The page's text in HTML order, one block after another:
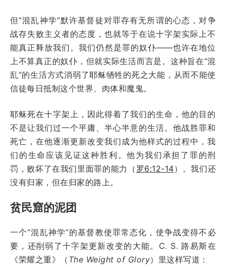
但“混乱神学”默许基督徒对罪存有无所谓的心态，对争
战存失败主义者的态度，也就等于在说十字架实际上不
能真正释放我们。我们仍然是罪的奴仆——也许在地位
上不算真正的奴仆，但就实际生活而言是。这种旨在“混
乱”的生活方式消弱了耶稣牺牲的死之大能，从而不能使
信徒每日抵制这个世界、肉体和魔鬼。
耶稣死在十字架上，因此得着了我们的生命，他的目的
不是让我们过一个平庸、半心半意的生活。他战胜罪和
死亡，在他逐渐更新改变我们成为他样式的过程中，我
们的生命应该见证这种胜利。他为我们承担了罪的刑
罚，败坏了在我们里面罪的能力（ 罗6:12-14）。我们还
没有归家，但在归家的路上。
贫民窟的泥团
一个“混乱神学”的基督教使罪常态化，使争战变得不必
要，还削弱了十字架更新改变的大能。C. S. 路易斯在
《荣耀之重》（ The Weight of Glory）里这样写道：